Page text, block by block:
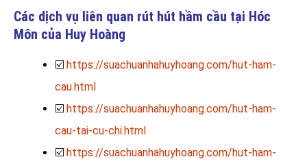
Các dịch vụ liên quan rút hút hầm cầu tại Hóc
Môn của Huy Hoàng
☑️ https://suachuanhahuyhoang.com/hut-ham-
cau.html
☑️ https://suachuanhahuyhoang.com/hut-ham-
cau-tai-cu-chi.html
☑️ https://suachuanhahuyhoang.com/hut-ham-